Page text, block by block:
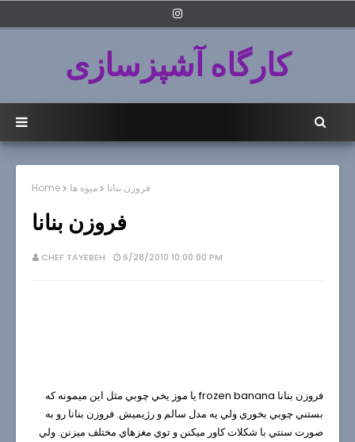
کارگاه آشپزسازی
Home میوه ها فروزن بنانا
فروزن بنانا
CHEF TAYEBEH 6/28/2010 10:00:00 PM
فروزن بنانا frozen banana يا موز يخي چوبي مثل اين ميمونه كه
بستني چوبي بخوري ولي يه مدل سالم و رژيميش. فروزن بنانا رو به
صورت سنتي با شكلات كاور ميكنن و توي مغزهاي مختلف ميزنن. ولي